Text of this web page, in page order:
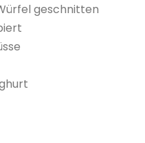
geschnitten